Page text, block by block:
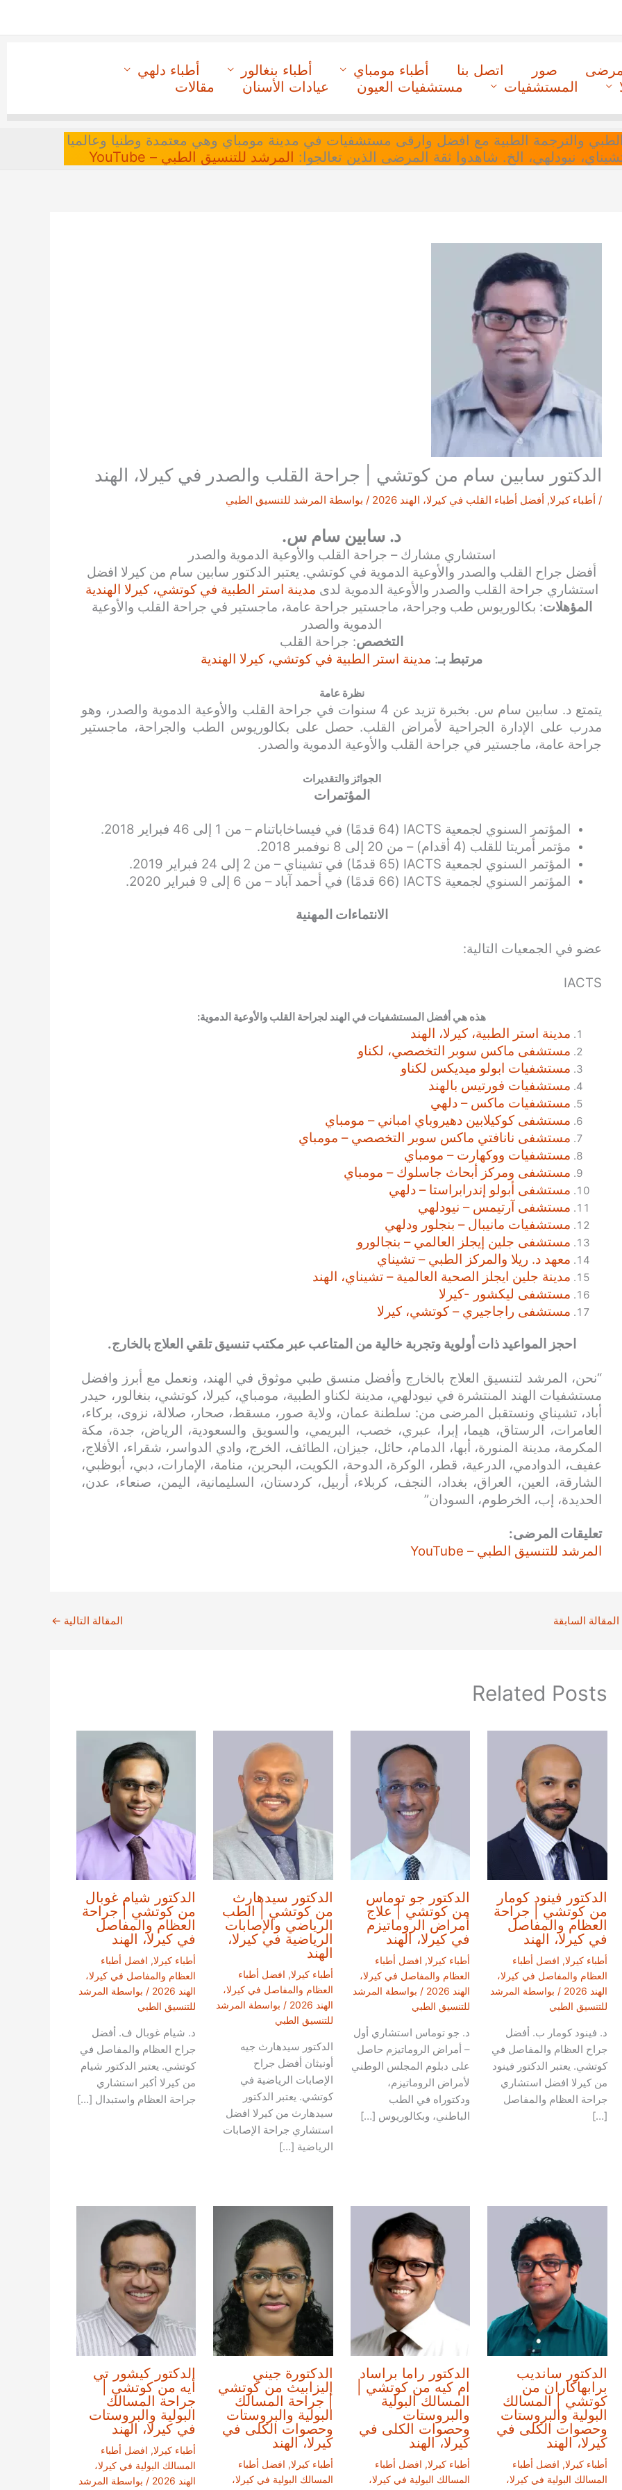
صور اتصل بنا أطباء مومباي أطباء بنغالور
أطباء دلهي
المستشفيات مستشفيات العيون عيادات الأسنان مقالات
الطبي والترجمة الطبية مع افضل وارقى مستشفيات في مدينة مومباي وهي معتمدة وطنيا وعالميا
تشيناي، نيودلهي، الخ. شاهدوا ثقة المرضى الذين تعالجوا: المرشد للتنسيق الطبي – YouTube
الدكتور سابين سام من كوتشي | جراحة القلب والصدر في كيرلا، الهند
/ أطباء كيرلا, أفضل أطباء القلب في كيرلا، الهند 2026 / بواسطة المرشد للتنسيق الطبي
د. سابين سام س.
استشاري مشارك – جراحة القلب والأوعية الدموية والصدر
أفضل جراح القلب والصدر والأوعية الدموية في كوتشي. يعتبر الدكتور سابين سام من كيرلا افضل
استشاري جراحة القلب والصدر والأوعية الدموية لدى مدينة استر الطبية في كوتشي، كيرلا الهندية
المؤهلات: بكالوريوس طب وجراحة، ماجستير جراحة عامة، ماجستير في جراحة القلب والأوعية
الدموية والصدر
التخصص: جراحة القلب
مرتبط بـ: مدينة استر الطبية في كوتشي، كيرلا الهندية
نظرة عامة
يتمتع د. سابين سام س. بخبرة تزيد عن 4 سنوات في جراحة القلب والأوعية الدموية والصدر، وهو
مدرب على الإدارة الجراحية لأمراض القلب. حصل على بكالوريوس الطب والجراحة، ماجستير
جراحة عامة، ماجستير في جراحة القلب والأوعية الدموية والصدر.
الجوائز والتقديرات
المؤتمرات
المؤتمر السنوي لجمعية IACTS (64 قدمًا) في فيساخاباتنام – من 1 إلى 46 فبراير 2018.
مؤتمر أمريتا للقلب (4 أقدام) – من 20 إلى 8 نوفمبر 2018.
المؤتمر السنوي لجمعية IACTS (65 قدمًا) في تشيناي – من 2 إلى 24 فبراير 2019.
المؤتمر السنوي لجمعية IACTS (66 قدمًا) في أحمد آباد – من 6 إلى 9 فبراير 2020.
الانتماءات المهنية
عضو في الجمعيات التالية:
IACTS
هذه هي أفضل المستشفيات في الهند لجراحة القلب والأوعية الدموية:
مدينة استر الطبية، كيرلا، الهند
مستشفى ماكس سوبر التخصصي، لكناو
مستشفيات ابولو ميديكس لكناو
مستشفيات فورتيس بالهند
مستشفيات ماكس – دلهي
مستشفى كوكيلابين دهيروباي امباني – مومباي
مستشفى نانافتي ماكس سوبر التخصصي – مومباي
مستشفيات ووكهارت – مومباي
مستشفى ومركز أبحاث جاسلوك – مومباي
مستشفى أبولو إندرابراستا – دلهي
مستشفى آرتيمس – نيودلهي
مستشفيات مانيبال – بنجلور ودلهي
مستشفى جلين إيجلز العالمي – بنجالورو
معهد د. ريلا والمركز الطبي – تشيناي
مدينة جلين ايجلز الصحية العالمية – تشيناي، الهند
مستشفى ليكشور -كيرلا
مستشفى راجاجيري – كوتشي، كيرلا
احجز المواعيد ذات أولوية وتجربة خالية من المتاعب عبر مكتب تنسيق تلقي العلاج بالخارج.
“نحن، المرشد لتنسيق العلاج بالخارج وأفضل منسق طبي موثوق في الهند، ونعمل مع أبرز وافضل
مستشفيات الهند المنتشرة في نيودلهي، مدينة لكناو الطبية، مومباي، كيرلا، كوتشي، بنغالور، حيدر
أباد، تشيناي ونستقبل المرضى من: سلطنة عمان، ولاية صور، مسقط، صحار، صلالة، نزوى، بركاء،
العامرات، الرستاق، هيما، إبرا، عبري، خصب، البريمي، والسويق والسعودية، الرياض، جدة، مكة
المكرمة، مدينة المنورة، أبها، الدمام، حائل، جيزان، الطائف، الخرج، وادي الدواسر، شقراء، الأفلاج،
عفيف، الدوادمي، الدرعية، قطر، الوكرة، الدوحة، الكويت، البحرين، منامة، الإمارات، دبي، أبوظبي،
الشارقة، العين، العراق، بغداد، النجف، كربلاء، أربيل، كردستان، السليمانية، اليمن، صنعاء، عدن،
الحديدة، إب، الخرطوم، السودان”
تعليقات المرضى:
المرشد للتنسيق الطبي – YouTube
المقالة السابقة المقالة التالية ←
Related Posts
الدكتور فينود كومار
من كوتشي | جراحة
العظام والمفاصل
في كيرلا، الهند
أطباء كيرلا, افضل أطباء
العظام والمفاصل في كيرلا،
الهند 2026
/ بواسطة المرشد
للتنسيق الطبي
د. فينود كومار ب. أفضل
جراح العظام والمفاصل في
كوتشي. يعتبر الدكتور فينود
من كيرلا افضل استشاري
جراحة العظام والمفاصل
[…]
الدكتور جو توماس
من كوتشي | علاج
أمراض الروماتيزم
في كيرلا، الهند
أطباء كيرلا, افضل أطباء
العظام والمفاصل في كيرلا،
الهند 2026
/ بواسطة المرشد
للتنسيق الطبي
د. جو توماس استشاري أول
– أمراض الروماتيزم حاصل
على دبلوم المجلس الوطني
لأمراض الروماتيزم،
ودكتوراه في الطب
الباطني، وبكالوريوس […]
الدكتور سيدهارث
من كوتشي | الطب
الرياضي والإصابات
الرياضية في كيرلا،
الهند
أطباء كيرلا, افضل أطباء
العظام والمفاصل في كيرلا،
الهند 2026
/ بواسطة المرشد
للتنسيق الطبي
الدكتور سيدهارث جيه
أونيثان أفضل جراح
الإصابات الرياضية في
كوتشي. يعتبر الدكتور
سيدهارث من كيرلا افضل
استشاري جراحة الإصابات
الرياضية […]
الدكتور شيام غوبال
من كوتشي | جراحة
العظام والمفاصل
في كيرلا، الهند
أطباء كيرلا, افضل أطباء
العظام والمفاصل في كيرلا،
الهند 2026
/ بواسطة المرشد
للتنسيق الطبي
د. شيام غوبال ف. أفضل
جراح العظام والمفاصل في
كوتشي. يعتبر الدكتور شيام
من كيرلا أكبر استشاري
جراحة العظام واستبدال […]
الدكتور سانديب
برابهاكاران من
كوتشي | المسالك
البولية والبروستات
وحصوات الكلى في
كيرلا، الهند
أطباء كيرلا, افضل أطباء
المسالك البولية في كيرلا،
الدكتور راما براساد
ام كيه من كوتشي |
المسالك البولية
والبروستات
وحصوات الكلى في
كيرلا، الهند
أطباء كيرلا, افضل أطباء
المسالك البولية في كيرلا،
الدكتورة جيني
إليزابيث من كوتشي
| جراحة المسالك
البولية والبروستات
وحصوات الكلى في
كيرلا، الهند
أطباء كيرلا, افضل أطباء
المسالك البولية في كيرلا،
الدكتور كيشور تي
أيه من كوتشي |
جراحة المسالك
البولية والبروستات
في كيرلا، الهند
أطباء كيرلا, افضل أطباء
المسالك البولية في كيرلا،
الهند 2026
/ بواسطة المرشد